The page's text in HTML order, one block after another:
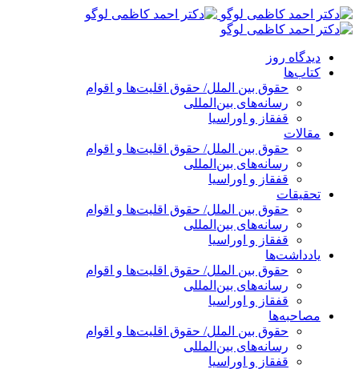
پرش
به
دیدگاه روز
کتاب‌ها
حقوق بین الملل/ حقوق اقلیت‌ها و اقوام
رسانه‌های بین‌المللی
قفقاز و اوراسیا
مقالات
حقوق بین الملل/ حقوق اقلیت‌ها و اقوام
رسانه‌های بین‌المللی
قفقاز و اوراسیا
تحقیقات
حقوق بین الملل/ حقوق اقلیت‌ها و اقوام
رسانه‌های بین‌المللی
قفقاز و اوراسیا
یادداشت‌ها
حقوق بین الملل/ حقوق اقلیت‌ها و اقوام
رسانه‌های بین‌المللی
قفقاز و اوراسیا
مصاحبه‌ها
حقوق بین الملل/ حقوق اقلیت‌ها و اقوام
رسانه‌های بین‌المللی
قفقاز و اوراسیا